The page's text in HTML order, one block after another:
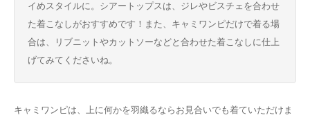
イめスタイルに。シアートップスは、ジレやビスチェを合わせ
た着こなしがおすすめです！また、キャミワンピだけで着る場
合は、リブニットやカットソーなどと合わせた着こなしに仕上
げてみてくださいね。
キャミワンピは、上に何かを羽織るならお見合いでも着ていただけま